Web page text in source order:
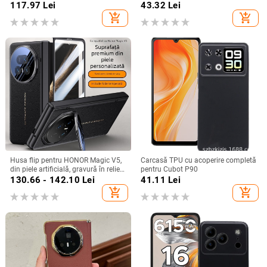
central, acoperire completă a
electroplacare, protecție anti-cădere
117.97 Lei
add_shopping_cart
11/12/14/15/16/17 Pro Max,
protecție împotriva căderilor, anti-
amprente
43.32 Lei
add_shopping_cart
Husa flip pentru HONOR Magic V5,
din piele artificială, gravură în relief,
stil Ins, anti-cadere
130.66 - 142.10 Lei
add_shopping_cart
Carcasă TPU cu acoperire completă
pentru Cubot P90
41.11 Lei
add_shopping_cart